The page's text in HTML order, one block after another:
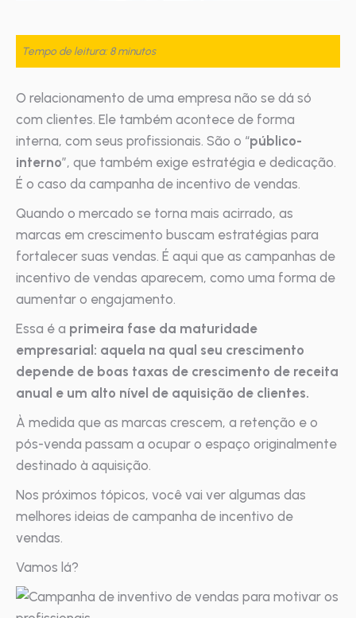
Tempo de leitura: 8 minutos
O relacionamento de uma empresa não se dá só
com clientes. Ele também acontece de forma
interna, com seus profissionais. São o “público-
interno”, que também exige estratégia e dedicação.
É o caso da campanha de incentivo de vendas.
Quando o mercado se torna mais acirrado, as
marcas em crescimento buscam estratégias para
fortalecer suas vendas. É aqui que as campanhas de
incentivo de vendas aparecem, como uma forma de
aumentar o engajamento.
Essa é a primeira fase da maturidade
empresarial: aquela na qual seu crescimento
depende de boas taxas de crescimento de receita
anual e um alto nível de aquisição de clientes.
À medida que as marcas crescem, a retenção e o
pós-venda passam a ocupar o espaço originalmente
destinado à aquisição.
Nos próximos tópicos, você vai ver algumas das
melhores ideias de campanha de incentivo de
vendas.
Vamos lá?